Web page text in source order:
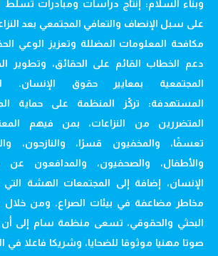
وبناء السلام: إنتاج دراسات ومبادرات تسلط
على سبل الإنصاف والتعافي المجتمعي بعد
مكافحة المعلومات المضللة وتعزيز الوعي
دعم الخطاب القائم على الحقائق، وتطوير
المجتمعية بمعايير حقوق الإنسان.
المستهدفة: تركّز المنظمة على حماية
المتضررين من النزاعات، بمن فيهم
تعسفًا، والمخفيون قسرًا، والنازحون،
والأطفال، والصحفيون، والمدافعون
الإنسان، إضافة إلى المجتمعات الهشة التي
مخاطر مضاعفة في بيئات الصراع. ومن خلال
البحثي والحقوقي، تسعى منظمة سام إلى
صوتا مهنيا موثوقا للضحايا، وشريكا فاعلا في